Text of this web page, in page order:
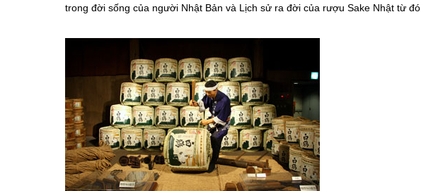
trong đời sống của người Nhật Bản và Lịch sử ra đời của rượu Sake Nhật từ đó.